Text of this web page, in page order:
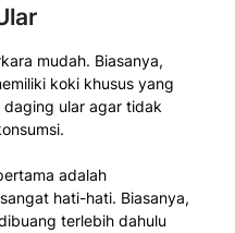
mudah. Biasanya,
koki khusus yang
ular agar tidak
adalah
hati-hati. Biasanya,
terlebih dahulu